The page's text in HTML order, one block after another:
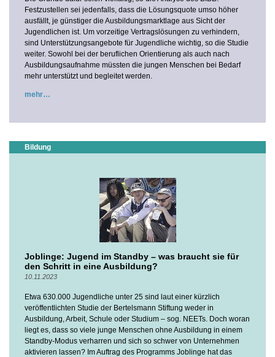
Festzustellen sei jedenfalls, dass die Lösungsquote umso höher
ausfällt, je günstiger die Ausbildungsmarktlage aus Sicht der
Jugendlichen ist. Um vorzeitige Vertragslösungen zu verhindern,
sind Unterstützungsangebote für Jugendliche wichtig, so die Studie
weiter. Sowohl bei der beruflichen Orientierung als auch nach
Ausbildungsaufnahme müssten die jungen Menschen bei Bedarf
mehr unterstützt und begleitet werden.
mehr
Bildung
Joblinge: Jugend im Standby – was braucht sie für
den Schritt in eine Ausbildung?
10.11.2023
Etwa 630.000 Jugendliche unter 25 sind laut einer kürzlich
veröffentlichten Studie der Bertelsmann Stiftung weder in
Ausbildung, Arbeit, Schule oder Studium – sog. NEETs. Doch woran
liegt es, dass so viele junge Menschen ohne Ausbildung in einem
Standby-Modus verharren und sich so schwer von Unternehmen
aktivieren lassen? Im Auftrag des Programms Joblinge hat das